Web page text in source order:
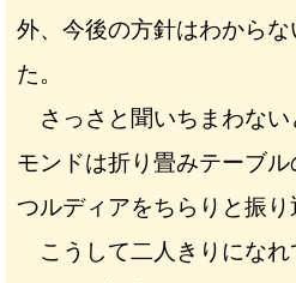
外、今後の方針はわから
た。
さっさと聞いちまわない
モンドは折り畳みテーブ
つルディアをちらりと振り
こうして二人きりになれ